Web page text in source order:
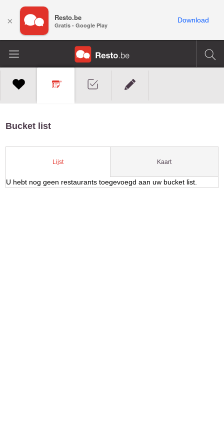
Bucket list
Lijst Kaart
U hebt nog geen restaurants toegevoegd aan uw bucket list.
× Resto.be
Gratis - Google Play
Download